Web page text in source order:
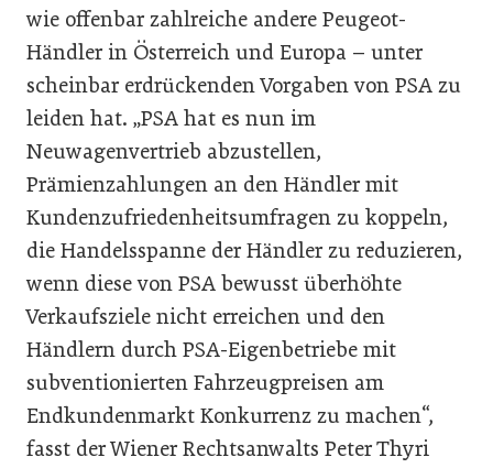
wie offenbar zahlreiche andere Peugeot-
Händler in Österreich und Europa – unter
scheinbar erdrückenden Vorgaben von PSA zu
leiden hat. „PSA hat es nun im
Neuwagenvertrieb abzustellen,
Prämienzahlungen an den Händler mit
Kundenzufriedenheitsumfragen zu koppeln,
die Handelsspanne der Händler zu reduzieren,
wenn diese von PSA bewusst überhöhte
Verkaufsziele nicht erreichen und den
Händlern durch PSA-Eigenbetriebe mit
subventionierten Fahrzeugpreisen am
Endkundenmarkt Konkurrenz zu machen“,
fasst der Wiener Rechtsanwalts Peter Thyri